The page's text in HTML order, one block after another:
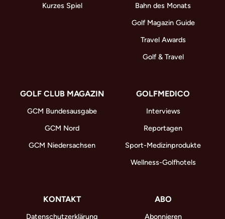
Kurzes Spiel
Bahn des Monats
Golf Magazin Guide
Travel Awards
Golf & Travel
GOLF CLUB MAGAZIN
GCM Bundesausgabe
GCM Nord
GCM Niedersachsen
GOLFMEDICO
Interviews
Reportagen
Sport-Medizinprodukte
Wellness-Golfhotels
KONTAKT
Datenschutzerklärung
ABO
Abonnieren